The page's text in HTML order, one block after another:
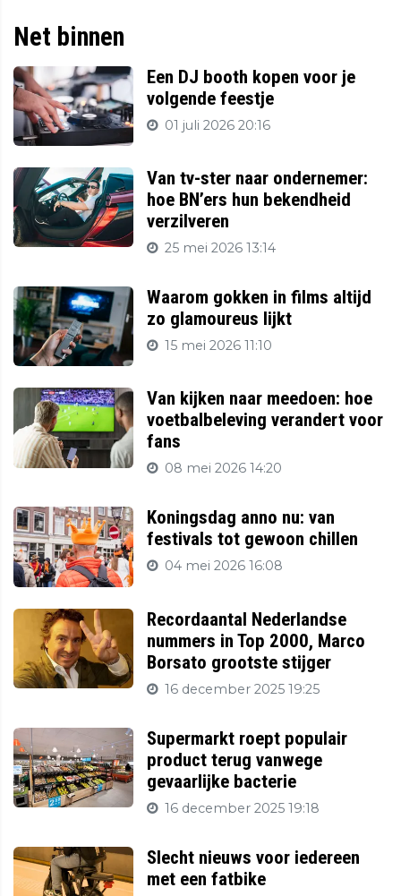
Net binnen
Een DJ booth kopen voor je
volgende feestje
01 juli 2026 20:16
Van tv-ster naar ondernemer:
hoe BN’ers hun bekendheid
verzilveren
25 mei 2026 13:14
Waarom gokken in films altijd
zo glamoureus lijkt
15 mei 2026 11:10
Van kijken naar meedoen: hoe
voetbalbeleving verandert voor
fans
08 mei 2026 14:20
Koningsdag anno nu: van
festivals tot gewoon chillen
04 mei 2026 16:08
Recordaantal Nederlandse
nummers in Top 2000, Marco
Borsato grootste stijger
16 december 2025 19:25
Supermarkt roept populair
product terug vanwege
gevaarlijke bacterie
16 december 2025 19:18
Slecht nieuws voor iedereen
met een fatbike